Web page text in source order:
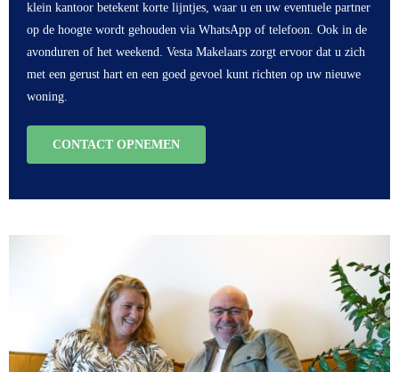
klein kantoor betekent korte lijntjes, waar u en uw eventuele partner
op de hoogte wordt gehouden via WhatsApp of telefoon. Ook in de
avonduren of het weekend. Vesta Makelaars zorgt ervoor dat u zich
met een gerust hart en een goed gevoel kunt richten op uw nieuwe
woning.
CONTACT OPNEMEN